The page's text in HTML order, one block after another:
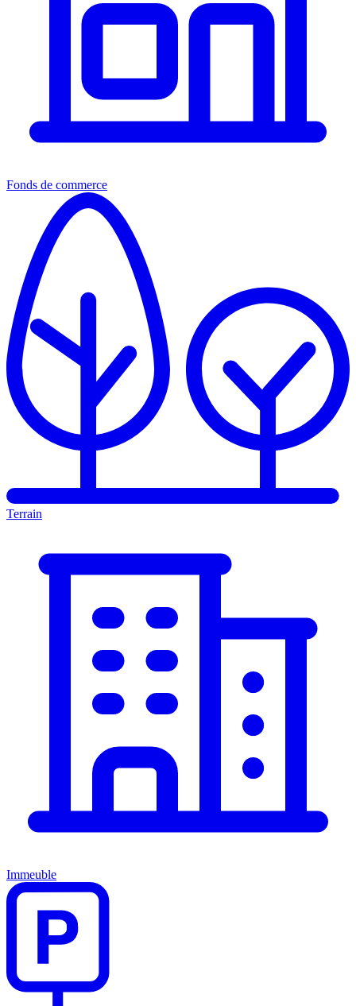
Fonds de commerce
Terrain
Immeuble